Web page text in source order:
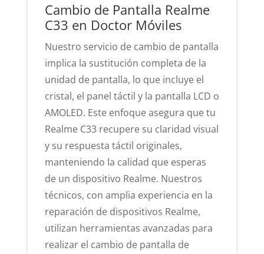
Cambio de Pantalla Realme
C33 en Doctor Móviles
Nuestro servicio de cambio de pantalla
implica la sustitución completa de la
unidad de pantalla, lo que incluye el
cristal, el panel táctil y la pantalla LCD o
AMOLED. Este enfoque asegura que tu
Realme C33 recupere su claridad visual
y su respuesta táctil originales,
manteniendo la calidad que esperas
de un dispositivo Realme. Nuestros
técnicos, con amplia experiencia en la
reparación de dispositivos Realme,
utilizan herramientas avanzadas para
realizar el cambio de pantalla de